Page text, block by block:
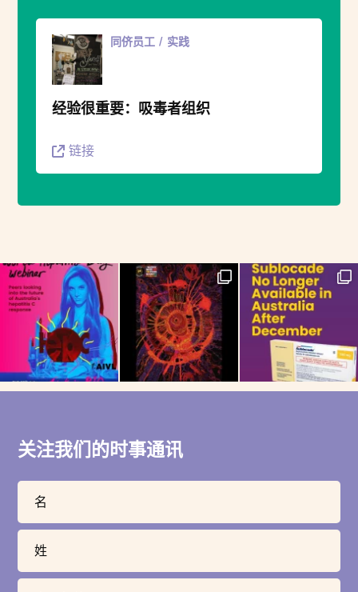
同侪员工 实践
经验很重要：吸毒者组织
链接
关注我们的时事通讯